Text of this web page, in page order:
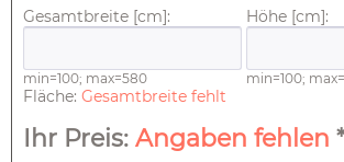
Gesamtbreite [cm]: Höhe [cm]:
min=100; max=580 min=100;
Fläche: Gesamtbreite fehlt
Ihr Preis: Angaben fehlen *